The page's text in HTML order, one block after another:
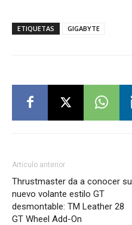
ETIQUETAS GIGABYTE
Artículo anterior
Thrustmaster da a conocer su
nuevo volante estilo GT
desmontable: TM Leather 28
GT Wheel Add-On